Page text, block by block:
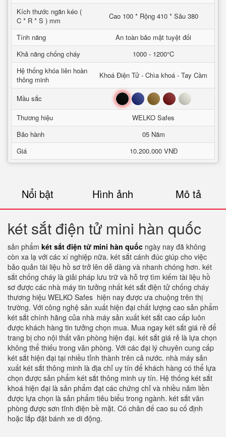
Kích thước ngăn kéo (
C * R * S ) mm
Cao 100 * Rộng 410 * Sâu 380
Tính năng
An toàn bảo mật tuyệt đối
Khả năng chống cháy
1000 - 1200°C
Hệ thống khóa liên hoàn
thông minh
Khoá Điện Tử - Chìa khoá - Tay Cầm
Mầu sắc Đen Xanh Nâu Đỏ Trắng
Thương hiệu
WELKO Safes
Bảo hành
05 Năm
Giá
10.200.000 VNĐ
Nổi bật Hình ảnh Mô tả
két sắt điện tử mini hàn quốc
sản phẩm két sắt điện tử mini hàn quốc ngày nay đã không
còn xa lạ với các xí nghiệp nữa. két sắt cánh đúc giúp cho việc
bảo quản tài liệu hồ sơ trở lên dễ dàng và nhanh chóng hơn. két
sắt chống cháy là giải pháp lưu trữ và hỗ trợ tìm kiếm tài liệu hồ
sơ được các nhà máy tin tưởng nhất két sắt điện tử chống cháy
thương hiệu WELKO Safes hiện nay được ưa chuộng trên thị
trường. Với công nghệ sản xuất hiện đại chất lượng cao sản phẩm
két sắt chính hãng của nhà máy sản xuất két sắt cao cấp luôn
được khách hàng tin tưởng chọn mua. Mua ngay két sắt giá rẻ để
trang bị cho nội thất văn phòng hiện đại. két sắt giá rẻ là lựa chọn
không thể thiếu trong văn phòng. Với các đại lý chuyên cung cấp
két sắt hiện đại tại nhiều tỉnh thành trên cả nước. nhà máy sản
xuất két sắt thông minh là địa chỉ uy tín để khách hàng có thể lựa
chọn được sản phẩm két sắt thông minh uy tín. Hệ thống két sắt
khoá hiện đại là sản phẩm đạt các chứng chỉ và nhiều năm liền
được lựa chọn là sản phẩm tiêu biểu trong ngành. két sắt văn
phòng được sơn tĩnh điện bề mặt. Có chân đế cao su cố định
hoặc lắp đặt bánh xe di động.